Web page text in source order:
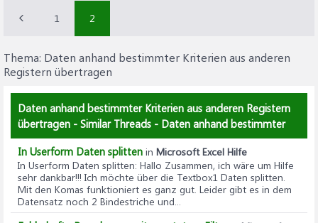
1 2
Thema: Daten anhand bestimmter Kriterien aus anderen
Registern übertragen
Daten anhand bestimmter Kriterien aus anderen Registern
übertragen - Similar Threads - Daten anhand bestimmter
In Userform Daten splitten in Microsoft Excel Hilfe
In Userform Daten splitten: Hallo Zusammen, ich wäre um Hilfe
sehr dankbar!!! Ich möchte über die Textbox1 Daten splitten.
Mit den Komas funktioniert es ganz gut. Leider gibt es in dem
Datensatz noch 2 Bindestriche und...